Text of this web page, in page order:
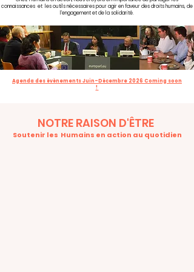
connaissances et les outils nécessaires pour agir en faveur des droits humains, de
l'engagement et de la solidarité.
Agenda des évènements Juin-Décembre 2026 Coming soon
!
NOTRE RAISON D'ÊTRE
Soutenir les Humains en action au quotidien